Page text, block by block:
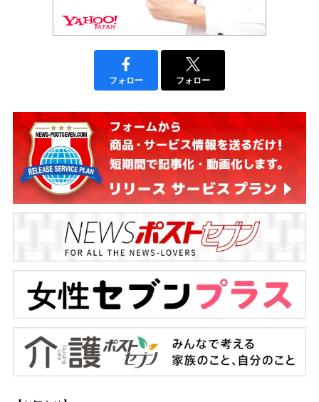
フォロー フォロー